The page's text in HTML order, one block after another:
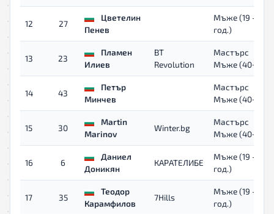
12 27
Цветелин
Пенев
Мъже (19 - 39
год.)
13 23
Пламен
Илиев
BT
Revolution
Мастърс
Мъже (40+)
14 43
Петър
Минчев
Мастърс
Мъже (40+)
15 30
Martin
Marinov
Winter.bg
Мастърс
Мъже (40+)
16 6
Даниел
Доникян
КАРАТЕЛИБЕ
Мъже (19 - 39
год.)
17 35
Теодор
Карамфилов
7Hills
Мъже (19 - 39
год.)